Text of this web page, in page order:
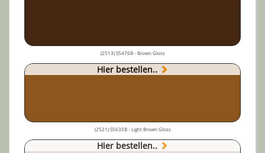
(2513) S5476B - Brown Gloss
Hier bestellen..
(2521) S5635B - Light Brown Gloss
Hier bestellen..